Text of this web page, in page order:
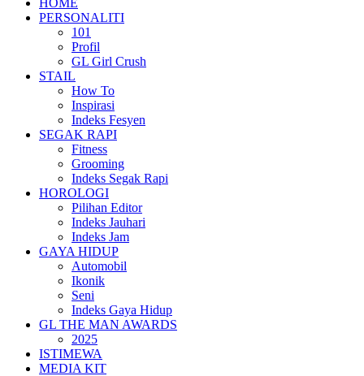
HOME
PERSONALITI
101
Profil
GL Girl Crush
STAIL
How To
Inspirasi
Indeks Fesyen
SEGAK RAPI
Fitness
Grooming
Indeks Segak Rapi
HOROLOGI
Pilihan Editor
Indeks Jauhari
Indeks Jam
GAYA HIDUP
Automobil
Ikonik
Seni
Indeks Gaya Hidup
GL THE MAN AWARDS
2025
ISTIMEWA
MEDIA KIT